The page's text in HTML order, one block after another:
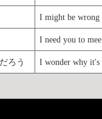
I might be wrong
I need you to
ろう I wonder why it's